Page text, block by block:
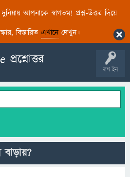
দুনিয়ায় আপনাকে স্বাগতম! প্রশ্ন-উত্তর দিয়ে
বিস্তারিত এখানেদেখুন।
লগ ইন